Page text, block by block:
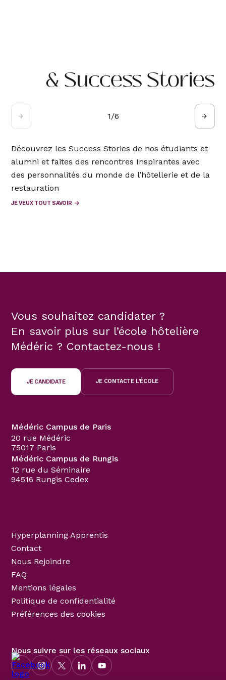
& Success Stories
1/6
Découvrez les Success Stories de nos étudiants et
alumni et faites des rencontres Inspirantes avec
des personnalités du monde de l’hôtellerie et de la
restauration
JE VEUX TOUT SAVOIR
Vous souhaitez candidater ?
En savoir plus sur l’école hôtelière
Médéric ? Contactez-nous !
JE CANDIDATE JE CONTACTE L'ÉCOLE
Médéric Campus de Paris
20 rue Médéric
75017 Paris
Médéric Campus de Rungis
12 rue du Séminaire
94516 Rungis Cedex
Hyperplanning Apprentis
Contact
Nous Rejoindre
FAQ
Mentions légales
Politique de confidentialité
Préférences des cookies
Nous suivre sur les réseaux sociaux